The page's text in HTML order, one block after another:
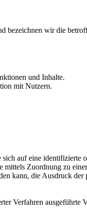
bezeichnen wir die
und Inhalte.
mit Nutzern.
auf eine
mittels Zuordnung zu
kann, die Ausdruck
Verfahren